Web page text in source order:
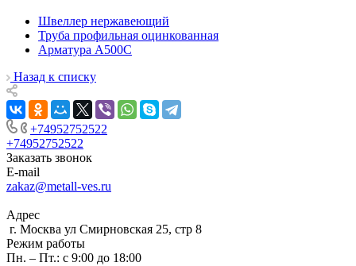
Швеллер нержавеющий
Труба профильная оцинкованная
Арматура А500С
Назад к списку
+74952752522
+74952752522
Заказать звонок
E-mail
zakaz@metall-ves.ru
Адрес
г. Москва ул Смирновская 25, стр 8
Режим работы
Пн. – Пт.: с 9:00 до 18:00